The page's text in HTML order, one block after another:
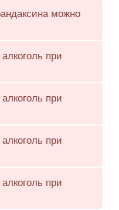
можно
при
при
при
при